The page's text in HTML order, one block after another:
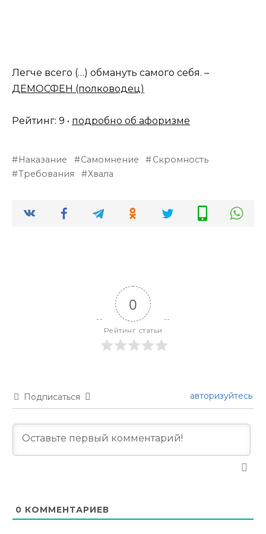
Легче всего (…) обмануть самого себя. –
ДЕМОСФЕН (полководец)
Рейтинг: 9 • подробно об афоризме
Наказание Самомнение
Скромность
Требования
Хвала
0
Рейтинг статьи
Подписаться авторизуйтесь
0 КОММЕНТАРИЕВ